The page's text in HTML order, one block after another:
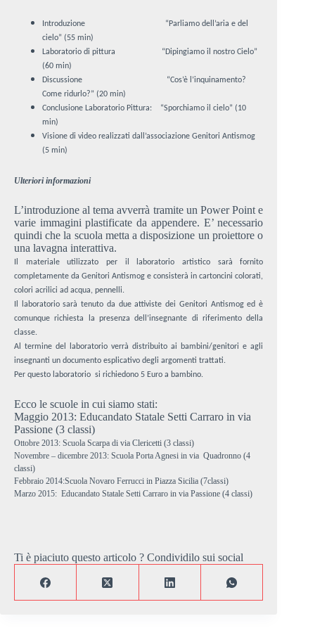
Introduzione “Parliamo dell’aria e del
cielo” (55 min)
Laboratorio di pittura “Dipingiamo il nostro Cielo”
(60 min)
Discussione “Cos’è l’inquinamento?
Come ridurlo?” (20 min)
Conclusione Laboratorio Pittura: “Sporchiamo il cielo” (10
min)
Visione di video realizzati dall’associazione Genitori Antismog
(5 min)
Ulteriori informazioni
L’introduzione al tema avverrà tramite un Power Point e
varie immagini plastificate da appendere. E’ necessario
quindi che la scuola metta a disposizione un proiettore o
una lavagna interattiva.
Il materiale utilizzato per il laboratorio artistico sarà fornito
completamente da Genitori Antismog e consisterà in cartoncini colorati,
colori acrilici ad acqua, pennelli.
Il laboratorio sarà tenuto da due attiviste dei Genitori Antismog ed è
comunque richiesta la presenza dell’insegnante di riferimento della
classe.
Al termine del laboratorio verrà distribuito ai bambini/genitori e agli
insegnanti un documento esplicativo degli argomenti trattati.
Per questo laboratorio si richiedono 5 Euro a bambino.
Ecco le scuole in cui siamo stati:
Maggio 2013: Educandato Statale Setti Carraro in via
Passione (3 classi)
Ottobre 2013: Scuola Scarpa di via Clericetti (3 classi)
Novembre – dicembre 2013: Scuola Porta Agnesi in via Quadronno (4
classi)
Febbraio 2014:Scuola Novaro Ferrucci in Piazza Sicilia (7classi)
Marzo 2015: Educandato Statale Setti Carraro in via Passione (4 classi)
Ti è piaciuto questo articolo ? Condividilo sui social